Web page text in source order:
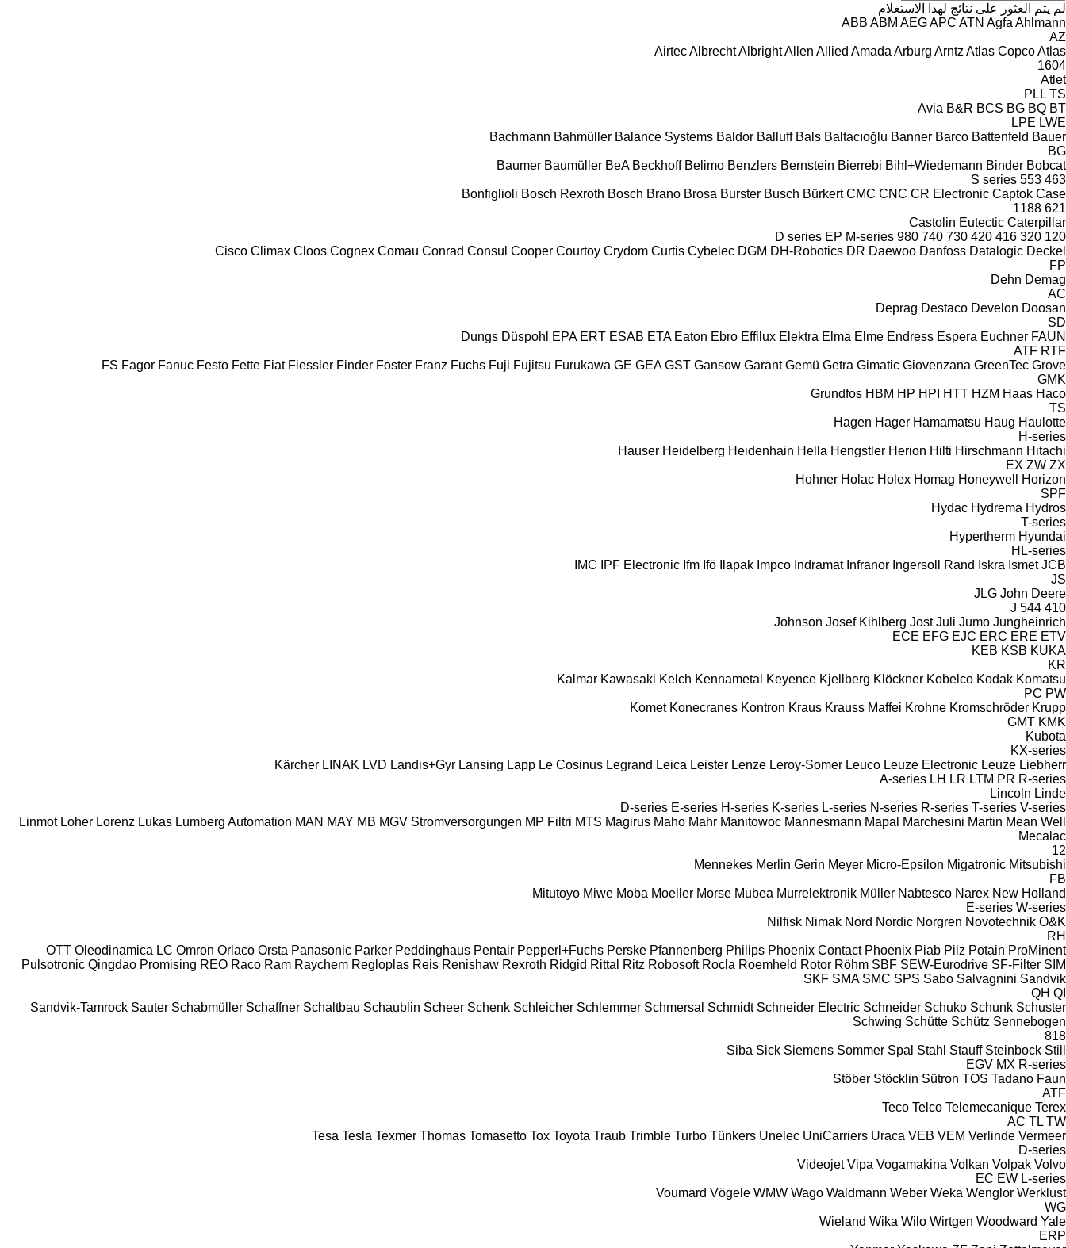
لم يتم العثور على نتائج لهذا الاستعلام
ABB ABM AEGAPC ATN Agfa Ahlmann
AZ
AirtecAlbrechtAlbrightAllen Allied Amada Arburg Arntz Atlas CopcoAtlas
1604
Atlet
PLL TS
Avia B&R BCS BG BQ BT
LPE LWE
Bachmann Bahmüller Balance Systems Baldor Balluff Bals Baltacıoğlu Banner Barco Battenfeld Bauer
BG
Baumer Baumüller BeA Beckhoff Belimo Benzlers Bernstein Bierrebi Bihl+Wiedemann Binder Bobcat
463
553
S series
Bonfiglioli Bosch Rexroth Bosch Brano Brosa Burster Busch Bürkert CMC CNC CR Electronic Captok Case
621
1188
Castolin Eutectic Caterpillar
120
320
416
420
730
740
980
D series EP M-series
Cisco Climax Cloos Cognex Comau Conrad Consul Cooper Courtoy Crydom Curtis Cybelec DGM DH-Robotics DR Daewoo Danfoss Datalogic Deckel
FP
Dehn Demag
AC
Deprag Destaco Develon Doosan
SD
Dungs Düspohl EPA ERT ESAB ETA Eaton Ebro Effilux Elektra Elma Elme Endress Espera Euchner FAUN
ATF RTF
FS Fagor Fanuc Festo Fette Fiat Fiessler Finder Foster Franz Fuchs Fuji Fujitsu Furukawa GE GEA GST Gansow Garant Gemü Getra Gimatic Giovenzana GreenTec Grove
GMK
Grundfos HBM HP HPI HTT HZM Haas Haco
TS
Hagen Hager Hamamatsu Haug Haulotte
H-series
Hauser Heidelberg Heidenhain Hella Hengstler Herion Hilti Hirschmann Hitachi
EX ZW ZX
Hohner Holac Holex Homag Honeywell
Horizon
SPF
Hydac Hydrema Hydros
T-series
Hypertherm Hyundai
HL-series
IMC
IPF Electronic Ifm Ifö Ilapak Impco Indramat Infranor Ingersoll Rand Iskra Ismet JCB
JS
JLG John Deere
410
544 J
Johnson Josef Kihlberg Jost Juli Jumo Jungheinrich
ECE EFG EJC ERC ERE ETV
KEB KSB KUKA
KR
Kalmar Kawasaki Kelch Kennametal Keyence Kjellberg Klöckner Kobelco Kodak Komatsu
PC PW
Komet Konecranes Kontron Kraus Krauss Maffei Krohne Kromschröder Krupp
GMT KMK
Kubota
KX-series
Kärcher LINAK LVD Landis+Gyr Lansing Lapp Le Cosinus Legrand Leica Leister Lenze Leroy-Somer Leuco Leuze Electronic Leuze Liebherr
A-series LH LR LTM PR R-series
Lincoln Linde
D-series E-series H-series K-series L-series N-series R-series T-series V-series
Linmot Loher Lorenz Lukas Lumberg Automation MAN MAY MB MGV Stromversorgungen MP Filtri MTS Magirus Maho Mahr Manitowoc Mannesmann Mapal Marchesini Martin Mean Well
Mecalac
12
Mennekes Merlin Gerin Meyer Micro-Epsilon Migatronic Mitsubishi
FB
Mitutoyo Miwe Moba Moeller Morse Mubea Murrelektronik Müller Nabtesco Narex New Holland
E-series W-series
Nilfisk Nimak Nord Nordic Norgren Novotechnik O&K
RH
OTT Oleodinamica LC Omron Orlaco Orsta Panasonic Parker Peddinghaus Pentair Pepperl+Fuchs Perske Pfannenberg Philips Phoenix Contact Phoenix Piab Pilz Potain ProMinent
Pulsotronic Qingdao Promising REO Raco Ram Raychem Regloplas Reis Renishaw Rexroth Ridgid Rittal Ritz Robosoft Rocla Roemheld Rotor Röhm SBF SEW-Eurodrive SF-Filter SIM
SKF SMA SMC SPS Sabo Salvagnini Sandvik
QH QI
Sandvik-Tamrock Sauter Schabmüller Schaffner Schaltbau Schaublin Scheer Schenk Schleicher Schlemmer Schmersal Schmidt Schneider Electric Schneider Schuko Schunk Schuster
Schwing Schütte Schütz Sennebogen
818
Siba Sick Siemens Sommer Spal Stahl Stauff Steinbock Still
EGV MX R-series
Stöber Stöcklin Sütron TOS Tadano Faun
ATF
Teco Telco Telemecanique Terex
AC TL TW
Tesa Tesla Texmer Thomas Tomasetto Tox Toyota Traub Trimble Turbo Tünkers Unelec UniCarriers Uraca VEB VEM Verlinde Vermeer
D-series
Videojet Vipa Vogamakina Volkan Volpak Volvo
EC EW L-series
Voumard Vögele WMW Wago Waldmann Weber Weka Wenglor Werklust
WG
Wieland Wika Wilo Wirtgen Woodward Yale
ERP